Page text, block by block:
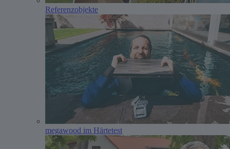
Referenzobjekte
megawood im Härtetest